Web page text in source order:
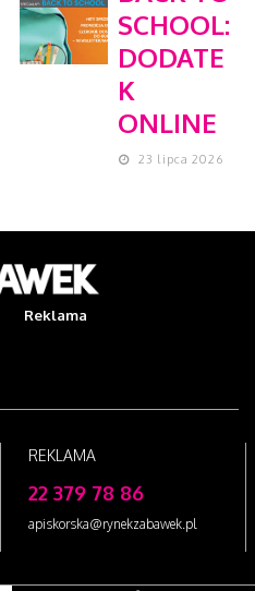
SCHOOL:
DODATE
K
ONLINE
23 lipca 2026
Reklama
REKLAMA
22 379 78 86
apiskorska@rynekzabawek.pl